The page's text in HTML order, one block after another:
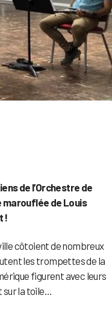
de l’Orchestre de
marouflée de Louis
!
côtoient de nombreux
les trompettes de la
figurent avec leurs
la toile…